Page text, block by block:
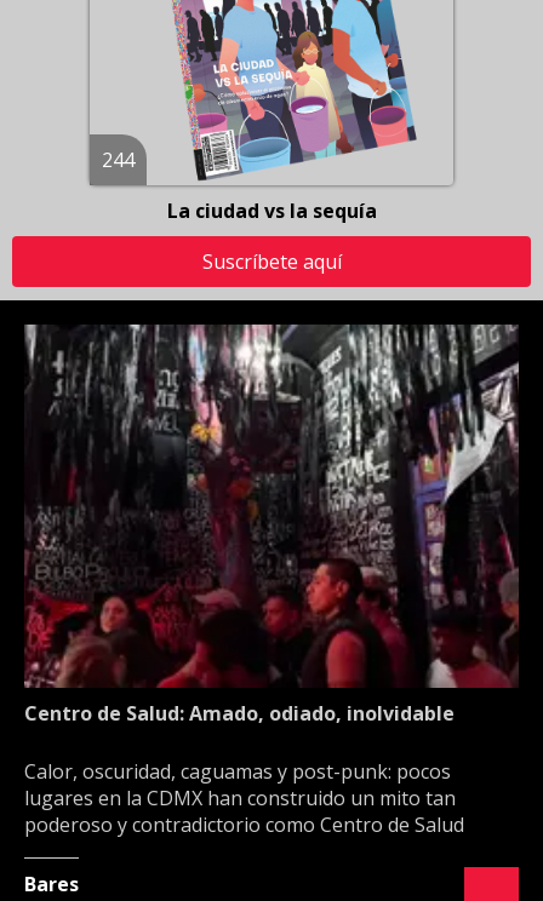
244
La ciudad vs la sequía
Suscríbete aquí
Centro de Salud: Amado, odiado, inolvidable
Calor, oscuridad, caguamas y post-punk: pocos
lugares en la CDMX han construido un mito tan
poderoso y contradictorio como Centro de Salud
Bares